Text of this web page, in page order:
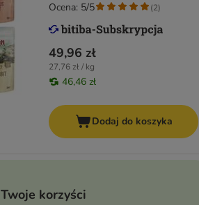
49,96 zł
27,76 zł / kg
46,46 zł
Ocena: 5/5 (2)
Dodaj do koszyka
Twoje korzyści